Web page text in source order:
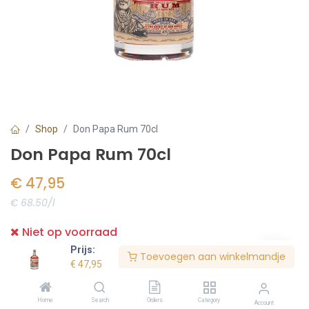
Prijs:
€ 47,95
Toevoegen aan winkelmandje
Home Search Orders Category Account
Shop Don Papa Rum 70cl
Don Papa Rum 70cl
€ 47,95
€ 68.50/l
Niet op voorraad
Bestel nu